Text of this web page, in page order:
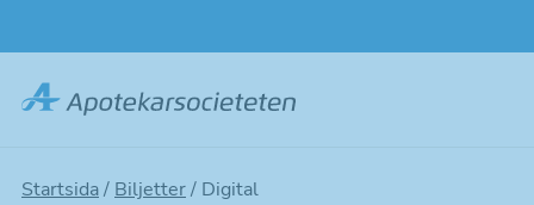
Startsida/ Biljetter/ Digital